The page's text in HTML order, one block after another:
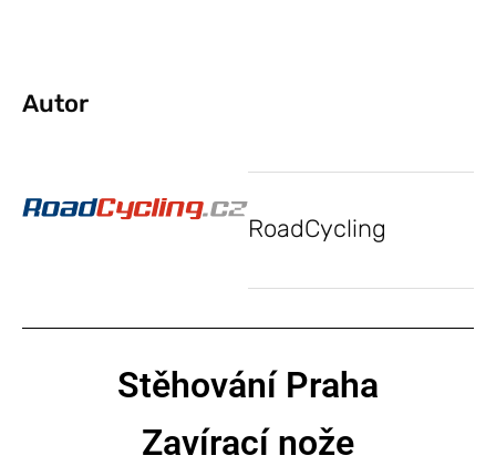
Autor
RoadCycling
Stěhování Praha
Zavírací nože